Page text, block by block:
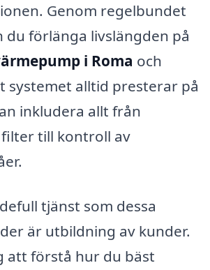
Genom regelbundet
du förlänga livslängden på
i Roma och
systemet alltid presterar på
inkludera allt från
till kontroll av
tjänst som dessa
är utbildning av kunder.
att förstå hur du bäst